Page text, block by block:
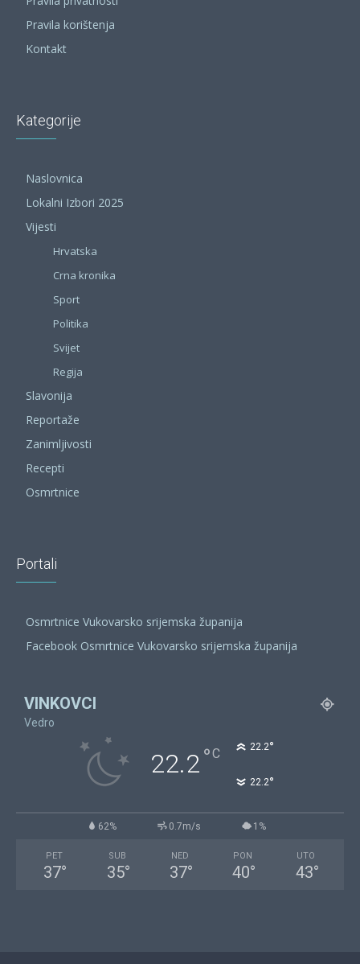
Pravila korištenja
Kontakt
Kategorije
Naslovnica
Lokalni Izbori 2025
Vijesti
Hrvatska
Crna kronika
Sport
Politika
Svijet
Regija
Slavonija
Reportaže
Zanimljivosti
Recepti
Osmrtnice
Portali
Osmrtnice Vukovarsko srijemska županija
Facebook Osmrtnice Vukovarsko srijemska županija
VINKOVCI
Vedro
22.2°C 22.2°
22.2°
62% 0.7m/s 1%
PET
37°
SUB
35°
NED
37°
PON
40°
UTO
43°